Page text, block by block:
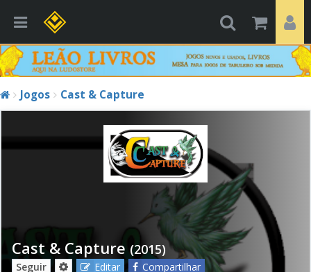
Jogos Cast & Capture
Cast & Capture (2015)
Seguir Editar
Compartilhar